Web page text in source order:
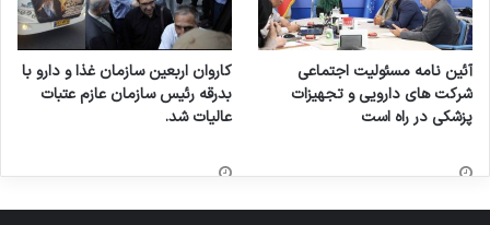
آئین نامه مسئولیت اجتماعی
شرکت های دارویی و تجهیزات
پزشکی در راه است
کاروان اربعین سازمان غذا و دارو با
بدرقه رئیس سازمان عازم عتبات
عالیات شد.